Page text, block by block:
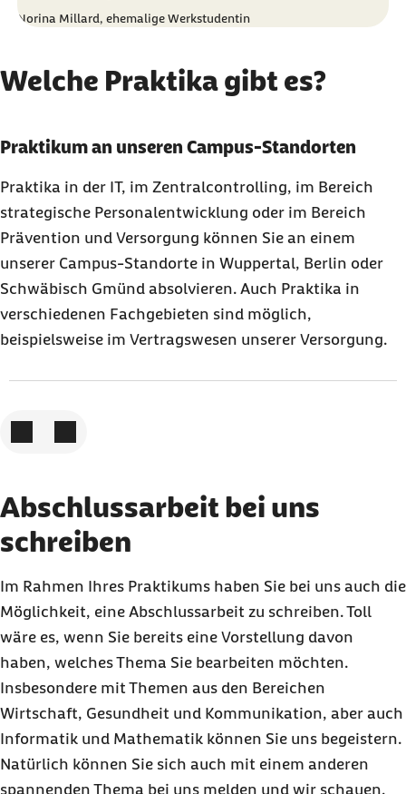
Norina Millard, ehemalige Werkstudentin
Welche Praktika gibt es?
Karussell mit 2 Elementen
Element 1 von 2
Praktikum an unseren Campus-Standorten
Praktika in der IT, im Zentralcontrolling, im Bereich
strategische Personalentwicklung oder im Bereich
Prävention und Versorgung können Sie an einem
unserer Campus-Standorte in Wuppertal, Berlin oder
Schwäbisch Gmünd absolvieren. Auch Praktika in
verschiedenen Fachgebieten sind möglich,
beispielsweise im Vertragswesen unserer Versorgung.
Abschlussarbeit bei uns
schreiben
Im Rahmen Ihres Praktikums haben Sie bei uns auch die
Möglichkeit, eine Abschlussarbeit zu schreiben. Toll
wäre es, wenn Sie bereits eine Vorstellung davon
haben, welches Thema Sie bearbeiten möchten.
Insbesondere mit Themen aus den Bereichen
Wirtschaft, Gesundheit und Kommunikation, aber auch
Informatik und Mathematik können Sie uns begeistern.
Natürlich können Sie sich auch mit einem anderen
spannenden Thema bei uns melden und wir schauen,